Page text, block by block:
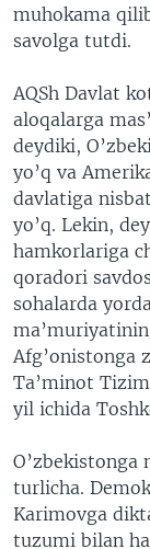
muhokama
savolga tutdi.
AQSh Davlat
aloqalarga
deydiki,
yo’q va
davlatiga
yo’q. Lekin,
hamkorlariga
qoradori
sohalarda
Afg’onistonga
Ta’minot
yil ichida
O’zbekistonga
turlicha.
Karimovga
tuzumi bilan